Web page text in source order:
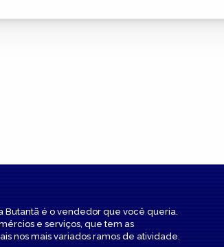
Butantã é o vendedor que você queria.
e serviços, que tem as
nos mais variados ramos de atividade.